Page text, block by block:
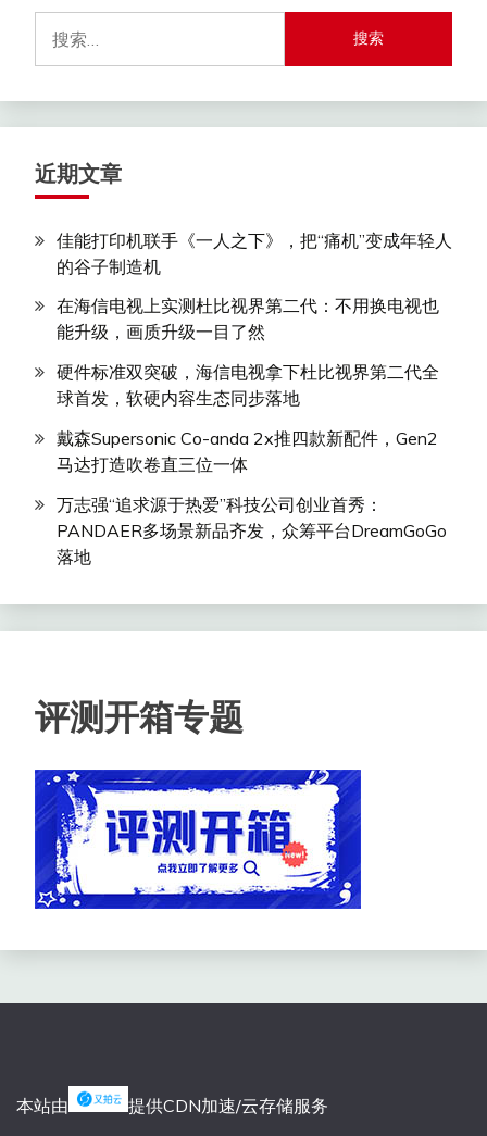
索：
近期文章
佳能打印机联手《一人之下》，把“痛机”变成年轻人
的谷子制造机
在海信电视上实测杜比视界第二代：不用换电视也
能升级，画质升级一目了然
硬件标准双突破，海信电视拿下杜比视界第二代全
球首发，软硬内容生态同步落地
戴森Supersonic Co-anda 2x推四款新配件，Gen2
马达打造吹卷直三位一体
万志强“追求源于热爱”科技公司创业首秀：
PANDAER多场景新品齐发，众筹平台DreamGoGo
落地
评测开箱专题
本站由 提供CDN加速/云存储服务